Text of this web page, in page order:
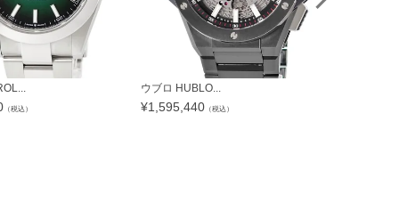
（税込）
ウブロ HUBLO...
¥1,595,440 （税込）